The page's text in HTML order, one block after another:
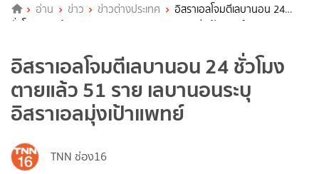
อ่าน ข่าว ข่าวต่างประเทศ
อิสราเอลโจมตีเลบานอน 24
ชั่วโมงตายแล้ว 51 ราย เลบานอนระบุอิสราเอลมุ่งเป้าแพทย์
อิสราเอลโจมตีเลบานอน 24 ชั่วโมง
ตายแล้ว 51 ราย เลบานอนระบุ
อิสราเอลมุ่งเป้าแพทย์
TNN ช่อง16